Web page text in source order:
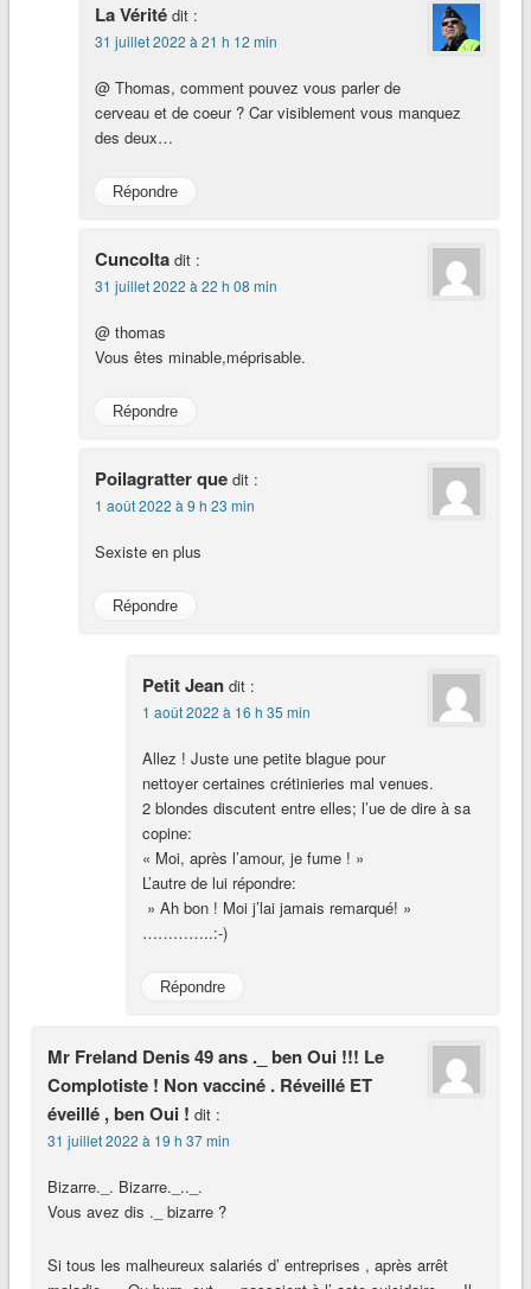
La Vérité dit :
31 juillet 2022 à 21 h 12 min
@ Thomas, comment pouvez vous parler de
cerveau et de coeur ? Car visiblement vous manquez
des deux…
Répondre
Cuncolta dit :
31 juillet 2022 à 22 h 08 min
@ thomas
Vous êtes minable,méprisable.
Répondre
Poilagratter que dit :
1 août 2022 à 9 h 23 min
Sexiste en plus
Répondre
Petit Jean dit :
1 août 2022 à 16 h 35 min
Allez ! Juste une petite blague pour
nettoyer certaines crétinieries mal venues.
2 blondes discutent entre elles; l’ue de dire à sa
copine:
« Moi, après l’amour, je fume ! »
L’autre de lui répondre:
» Ah bon ! Moi j’lai jamais remarqué! »
…………..:-)
Répondre
Mr Freland Denis 49 ans ._ ben Oui !!! Le
Complotiste ! Non vacciné . Réveillé ET
éveillé , ben Oui ! dit :
31 juillet 2022 à 19 h 37 min
Bizarre._. Bizarre._.._.
Vous avez dis ._ bizarre ?
Si tous les malheureux salariés d’ entreprises , après arrêt